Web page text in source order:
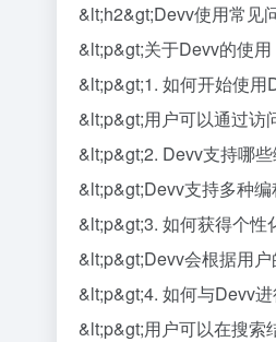
&lt;h2&gt;Devv使用常见
&lt;p&gt;关于Devv的使
&lt;p&gt;1. 如何开始使用
&lt;p&gt;用户可以通过访
&lt;p&gt;2. Devv支持哪
&lt;p&gt;Devv支持多种
&lt;p&gt;3. 如何获得个性
&lt;p&gt;Devv会根据用
&lt;p&gt;4. 如何与Devv
&lt;p&gt;用户可以在搜索